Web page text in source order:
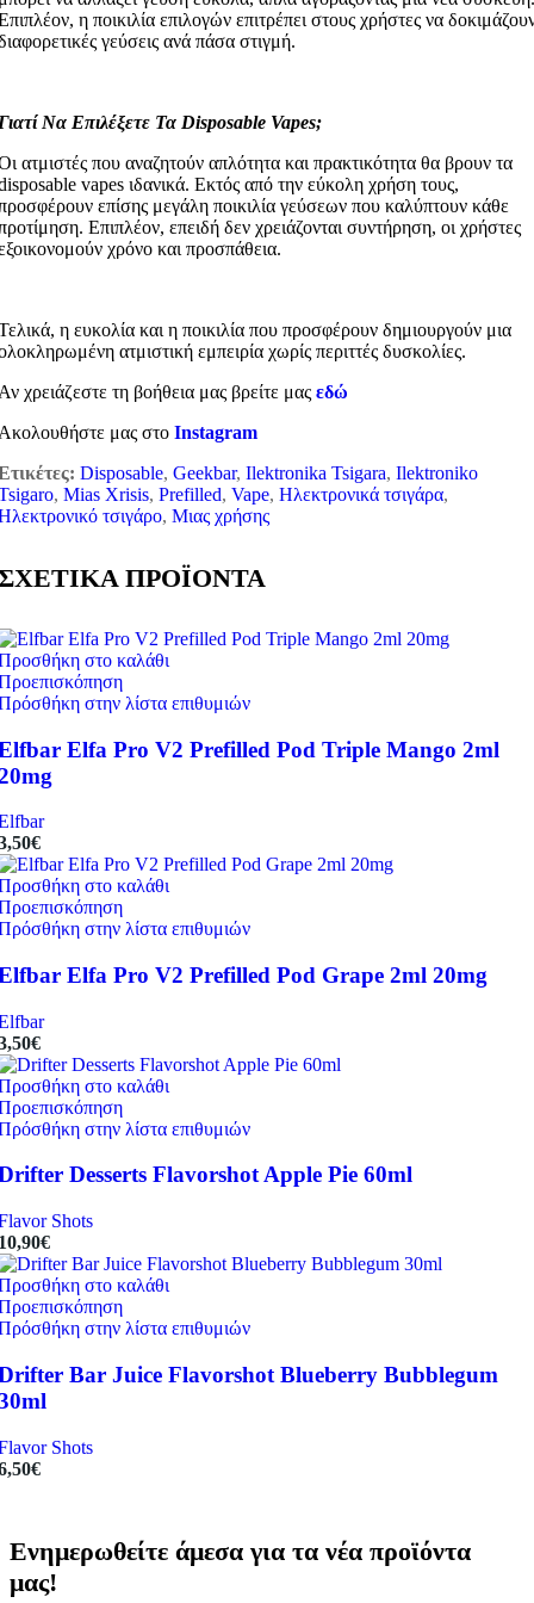
η ποικιλία επιλογών επιτρέπει στους χρήστες να
γεύσεις ανά πάσα στιγμή.
Να Επιλέξετε Τα Disposable Vapes;
ατμιστές που αναζητούν απλότητα και πρακτικότητα θα βρουν τα
vapes ιδανικά. Εκτός από την εύκολη χρήση τους,
επίσης μεγάλη ποικιλία γεύσεων που καλύπτουν κάθε
Επιπλέον, επειδή δεν χρειάζονται συντήρηση, οι χρήστες
χρόνο και προσπάθεια.
η ευκολία και η ποικιλία που προσφέρουν δημιουργούν μια
ατμιστική εμπειρία χωρίς περιττές δυσκολίες.
χρειάζεστε τη βοήθεια μας βρείτε μας εδώ
μας στο Instagram
Disposable, Geekbar, Ilektronika Tsigara, Ilektroniko
, Mias Xrisis, Prefilled, Vape, Ηλεκτρονικά τσιγάρα,
τσιγάρο, Μιας χρήσης
ΠΡΟΪΟΝΤΑ
στο καλάθι
στην λίστα επιθυμιών
Elfa Pro V2 Prefilled Pod Triple Mango 2ml
€
στο καλάθι
στην λίστα επιθυμιών
Elfa Pro V2 Prefilled Pod Grape 2ml 20mg
€
στο καλάθι
στην λίστα επιθυμιών
Desserts Flavorshot Apple Pie 60ml
Shots
€
στο καλάθι
στην λίστα επιθυμιών
Bar Juice Flavorshot Blueberry Bubblegum
Shots
€
Ενημερωθείτε άμεσα για τα νέα προϊόντα
μας!